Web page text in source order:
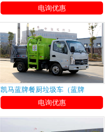
电询优惠
凯马蓝牌餐厨垃圾车（蓝牌
电询优惠